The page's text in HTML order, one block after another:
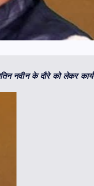
नवीन के दौरे को लेकर